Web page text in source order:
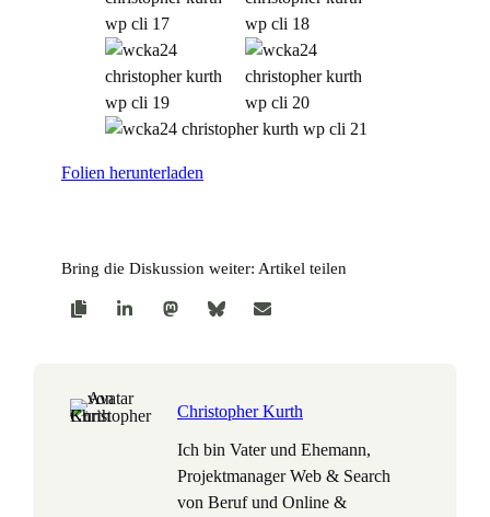
Folien herunterladen
Bring die Diskussion weiter: Artikel teilen
Christopher Kurth
Ich bin Vater und Ehemann,
Projektmanager Web & Search
von Beruf und Online &